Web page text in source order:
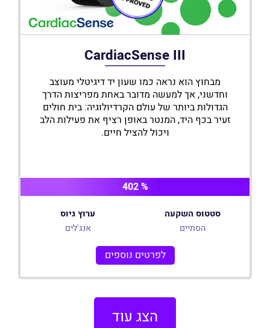
CardiacSense III
מבחוץ הוא נראה כמו שעון יד דיגיטלי מעוצב
וחדשני, אך למעשה מדובר באחת מפריצות הדרך
הגדולות ביותר של עולם הקרדיולוגיה: בית חולים
זעיר בכף היד, המנטר באופן רציף את פעילות הלב
ויכול להציל חיים.
% 402
סטטוס השקעה
הסתיים
ערוץ גיוס
אנג'לים
לפרטים נוספים
הצג עוד